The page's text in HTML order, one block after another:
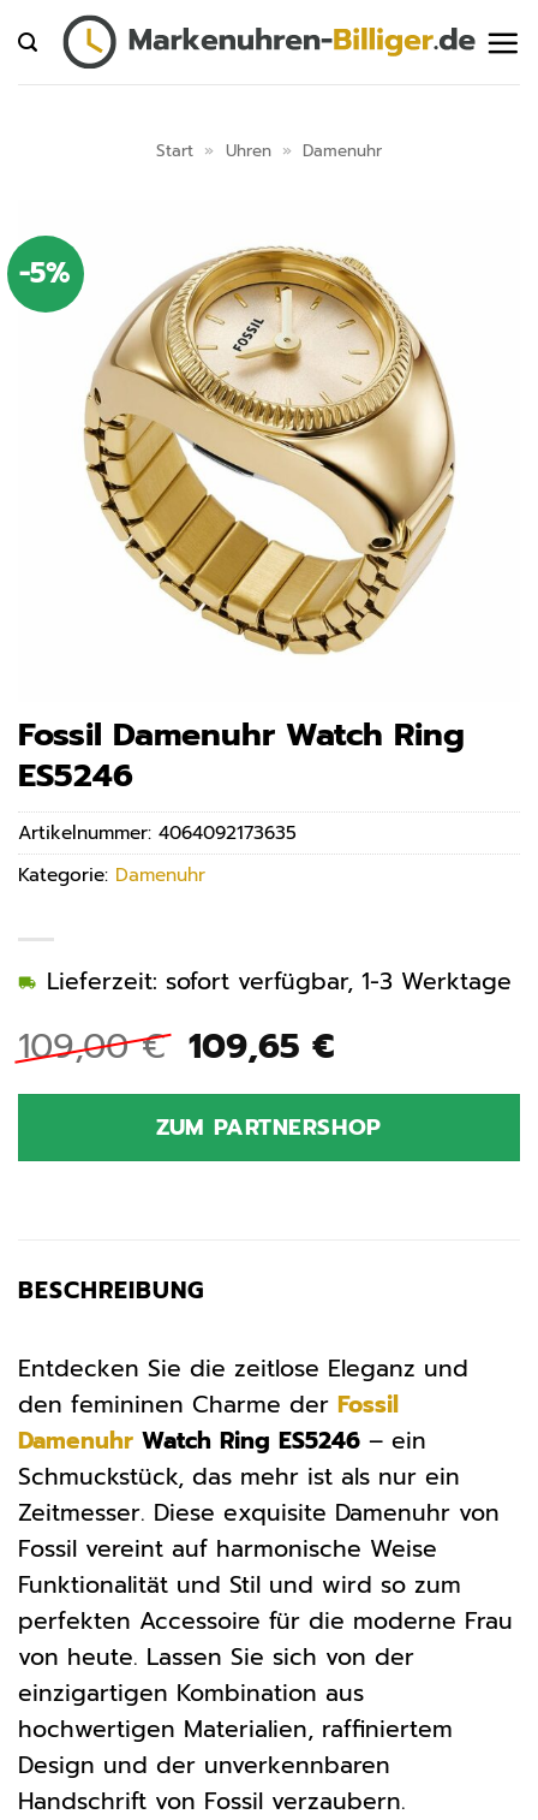
Inhalt
springen
Start » Uhren » Damenuhr
-5%
Fossil Damenuhr Watch Ring
ES5246
109,00€ Ursprünglicher
Preis
war:
109,00 €
109,65 €Aktueller
ist:
109,65 €.
Lieferzeit: sofort verfügbar, 1-3 Werktage
ZUM PARTNERSHOP
Artikelnummer: 4064092173635
Kategorie: Damenuhr
BESCHREIBUNG
Entdecken Sie die zeitlose Eleganz und
den femininen Charme der Fossil
Damenuhr Watch Ring ES5246 – ein
Schmuckstück, das mehr ist als nur ein
Zeitmesser. Diese exquisite Damenuhr von
Fossil vereint auf harmonische Weise
Funktionalität und Stil und wird so zum
perfekten Accessoire für die moderne Frau
von heute. Lassen Sie sich von der
einzigartigen Kombination aus
hochwertigen Materialien, raffiniertem
Design und der unverkennbaren
Handschrift von Fossil verzaubern.